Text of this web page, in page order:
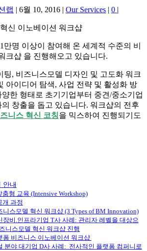
랩 | 6월 10, 2016 | Our Services | 0 |
만명 이상이 참여해 온 세계적 수준의 비
크샵 을 진행해오고 있습니다.
팅, 비즈니스모델 디자인 및 고도화 워크
아이디어 탐색, 사업 전략 및 활성화 방
한 형태로 초기기업부터 중견/중소기업
창출을 돕고 있습니다. 워크샵의 전후
니스 혁신 코칭을 믹스하여 진행되기도
안내
춤형 교육 (Intensive Workshop)
개 과정
니스모델 혁신 워크샵 (3 Types of BM Innovation)
장비.인프라기업 T사 사례: 관리자 레벨을 대상으
니스모델 혁신 워크샵 진행
폼 비즈니스 이노베이션 워크샵
분야 대기업 D사 사례: 전사적인 플랫폼 컴퍼니로